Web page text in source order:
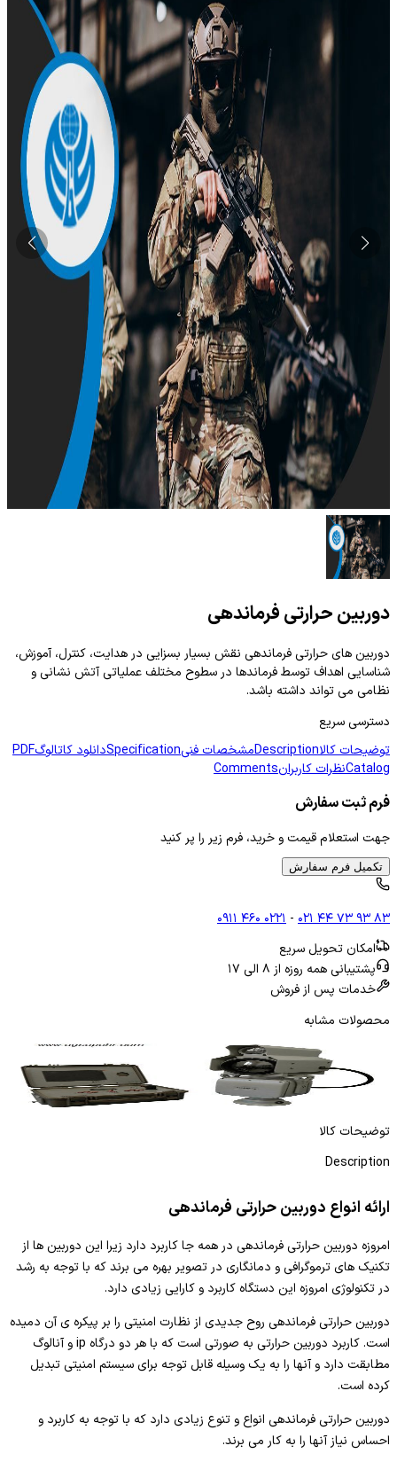
دوربین حرارتی فرماندهی
دوربین های حرارتی فرماندهی نقش بسیار بسزایی در هدایت، کنترل، آموزش،
شناسایی اهداف توسط فرماندها در سطوح مختلف عملیاتی آتش نشانی و
نظامی می تواند داشته باشد.
دسترسی سریع
توضیحات کالاDescriptionمشخصات فنیSpecificationدانلود کاتالوگPDF
Catalogنظرات کاربرانComments
فرم ثبت سفارش
جهت استعلام قیمت و خرید، فرم زیر را پر کنید
تکمیل فرم سفارش
۰۲۱ ۴۴ ۷۳ ۹۳ ۸۳ - ۰۹۱۱ ۴۶۰ ۰۲۲۱
امکان تحویل سریع
پشتیبانی همه روزه از ۸ الی ۱۷
خدمات پس از فروش
محصولات مشابه
دوربین حرارتی دیدبانی
توضیحات کالا
Description
ارائه انواع دوربین حرارتی فرماندهی
امروزه دوربین حرارتی فرماندهی در همه جا کاربرد دارد زیرا این دوربین ها از
تکنیک های ترموگرافی و دمانگاری در تصویر بهره می برند که با توجه به رشد
در تکنولوژی امروزه این دستگاه کاربرد و کارایی زیادی دارد.
دوربین حرارتی فرماندهی روح جدیدی از نظارت امنیتی را بر پیکره ی آن دمیده
است. کاربرد دوربین حرارتی به صورتی است که با هر دو درگاه ip و آنالوگ
مطابقت دارد و آنها را به یک وسیله قابل توجه برای سیستم امنیتی تبدیل
کرده است.
دوربین حرارتی فرماندهی انواع و تنوع زیادی دارد که با توجه به کاربرد و
احساس نیاز آنها را به کار می برند.